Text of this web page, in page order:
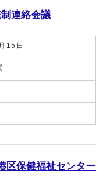
連絡会議
15日
区保健福祉センター